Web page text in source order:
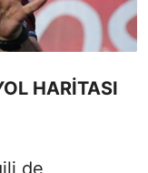
HARİTASI